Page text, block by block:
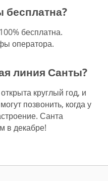
бесплатна?
бесплатна.
оператора.
линия Санты?
круглый год, и
позвонить, когда у
Санта
в декабре!